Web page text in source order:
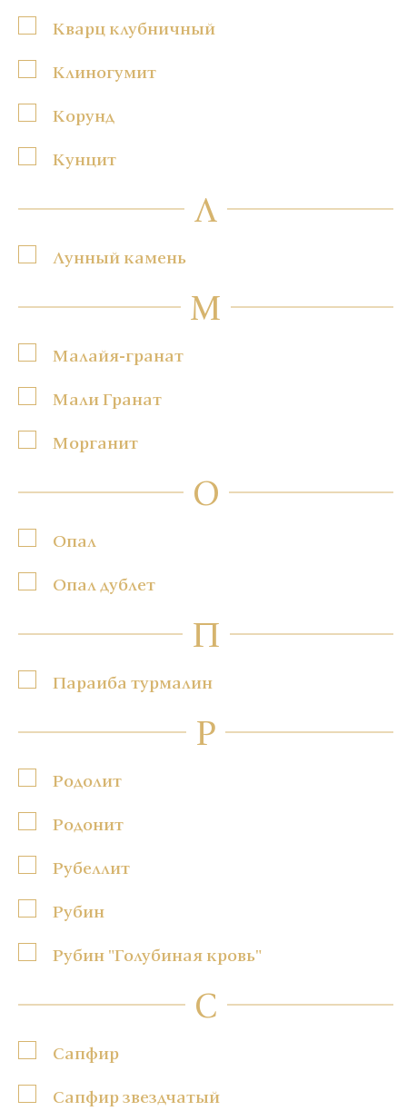
Кварц клубничный
Клиногумит
Корунд
Кунцит
Л
Лунный камень
М
Малайя-гранат
Мали Гранат
Морганит
О
Опал
Опал дублет
П
Параиба турмалин
Р
Родолит
Родонит
Рубеллит
Рубин
Рубин "Голубиная кровь"
С
Сапфир
Сапфир звездчатый